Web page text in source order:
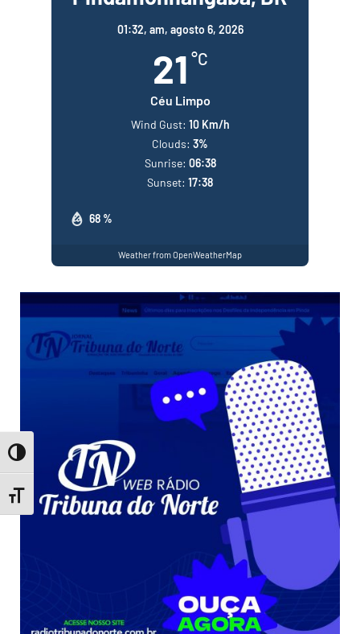
Toggle High Contrast
Toggle Font size
01:32, am, agosto 6, 2026
21 °C
Céu Limpo
68 %
Wind Gust: 10 Km/h
Clouds: 3%
Sunrise: 06:38
Sunset: 17:38
Weather from OpenWeatherMap